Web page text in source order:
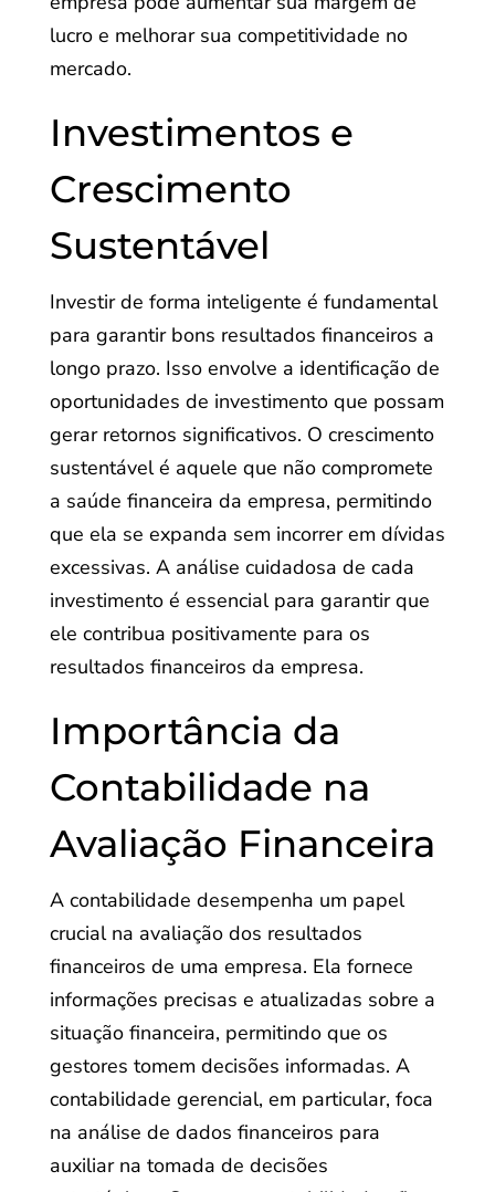
lucro e melhorar sua competitividade no
mercado.
Investimentos e
Crescimento
Sustentável
Investir de forma inteligente é fundamental
para garantir bons resultados financeiros a
longo prazo. Isso envolve a identificação de
oportunidades de investimento que possam
gerar retornos significativos. O crescimento
sustentável é aquele que não compromete
a saúde financeira da empresa, permitindo
que ela se expanda sem incorrer em dívidas
excessivas. A análise cuidadosa de cada
investimento é essencial para garantir que
ele contribua positivamente para os
resultados financeiros da empresa.
Importância da
Contabilidade na
Avaliação Financeira
A contabilidade desempenha um papel
crucial na avaliação dos resultados
financeiros de uma empresa. Ela fornece
informações precisas e atualizadas sobre a
situação financeira, permitindo que os
gestores tomem decisões informadas. A
contabilidade gerencial, em particular, foca
na análise de dados financeiros para
auxiliar na tomada de decisões